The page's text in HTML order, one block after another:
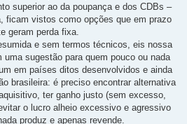
superior ao da poupança e dos CDBs –
ficam vistos como opções que em prazo
geram perda fixa.
e sem termos técnicos, eis nossa
sugestão para quem pouco ou nada
em países ditos desenvolvidos e ainda
brasileira: é preciso encontrar alternativa
ter ganho justo (sem excesso,
o lucro alheio excessivo e agressivo
produz e apenas revende.